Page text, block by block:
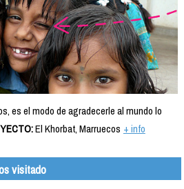
es el modo de agradecerle al mundo lo
El Khorbat, Marruecos + info
visitado